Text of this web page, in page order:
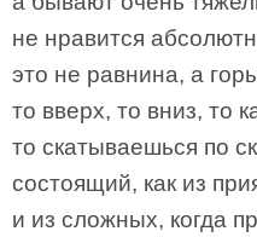
не нравится
это не равнина, а
то вверх, то вниз, то
то скатываешься по
состоящий, как из
и из сложных, когда